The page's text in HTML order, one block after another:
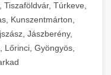
Túrkeve,
Kunszentmárton,
Jászberény,
Lőrinci, Gyöngyös,